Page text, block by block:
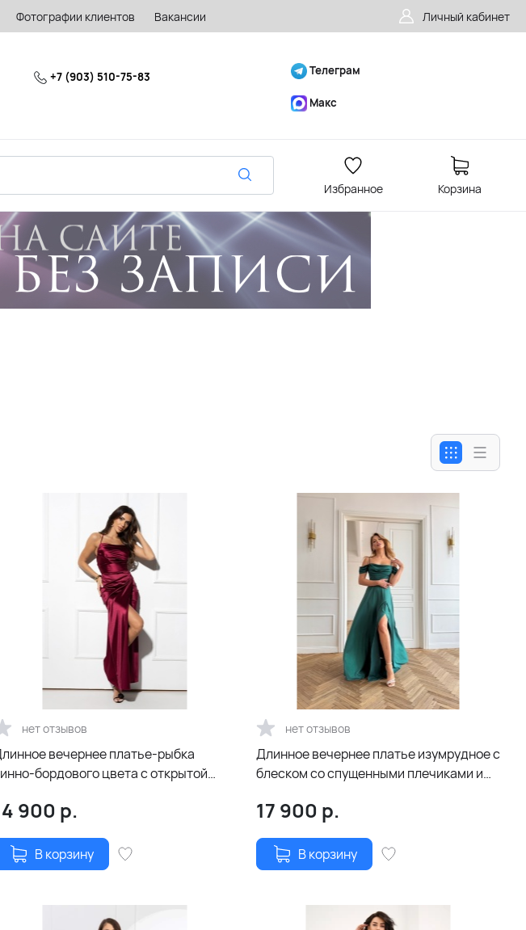
Фотографии клиентов Вакансии Личный кабинет
+7 (903) 510-75-83 Телеграм
Макс
Избранное Корзина
нет отзывов
вечернее платье-рыбка
бордового цвета с открытой
900 р.
В корзину
нет отзывов
Длинное вечернее платье изумрудное с
блеском со спущенными плечиками и
17 900 р.
В корзину